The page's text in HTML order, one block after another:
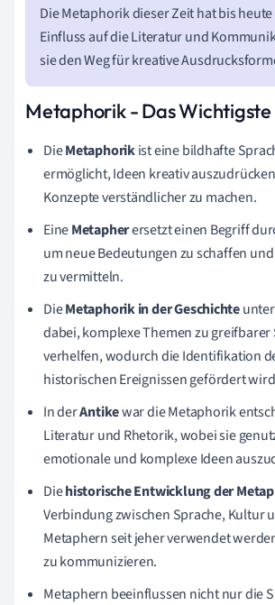
Die Metaphorik dieser Zeit hat bis
Einfluss auf die Literatur und
sie den Weg für kreative
Metaphorik - Das Wichtigste
DieMetaphorikist eine bildhafte
ermöglicht, Ideen kreativ
Konzepte verständlicher zu machen.
EineMetapherersetzt einen Begriff
um neue Bedeutungen zu schaffen
zu vermitteln.
DieMetaphorik in der Geschichte
dabei, komplexe Themen zu greifbarer
verhelfen, wodurch die Identifikation
historischen Ereignissen gefördert
In derAntikewar die Metaphorik
Literatur und Rhetorik, wobei sie
emotionale und komplexe Ideen
Diehistorische Entwicklung der
Verbindung zwischen Sprache, Kultur
Metaphern seit jeher verwendet
zu kommunizieren.
Metaphern beeinflussen nicht nur die